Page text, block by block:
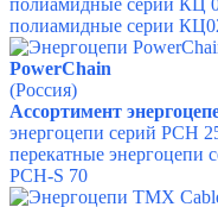
полиамидные серии КЦ
полиамидные серии
PowerChain
(Россия)
Ассортимент
энергоцепи серий PCH
перекатные энергоцепи
PCH-S 70